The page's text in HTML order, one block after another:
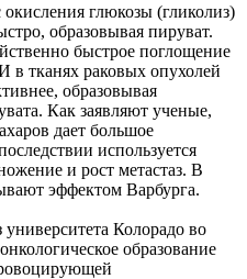
глюкозы (гликолиз)
образовывая пируват.
быстрое поглощение
в тканях раковых опухолей
образовывая
Как заявляют ученые,
дает большое
используется
и рост метастаз. В
эффектом Варбурга.
Колорадо во
образование